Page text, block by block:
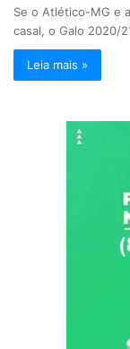
Se o Atlético-MG e
casal, o Galo 2020/
Leia mais »